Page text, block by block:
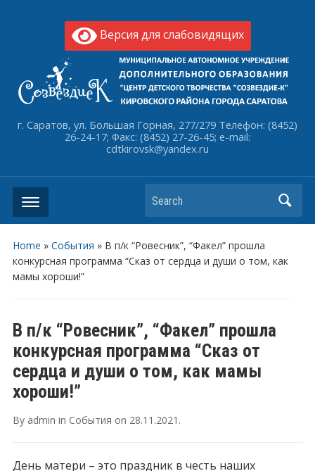
Версия для слабовидящих
г. Саратов, ул. Большая Горная, 277/279 Телефон: (8452)
26-24-17; Факс: (8452) 27-26-45; e-mail:
cdtkirovsk@yandex.ru
Search
Home » События » В п/к “Ровесник”, “Факел” прошла
конкурсная программа “Сказ от сердца и души о том, как
мамы хороши!”
В п/к “Ровесник”, “Факел” прошла
конкурсная программа “Сказ от
сердца и души о том, как мамы
хороши!”
By admin in События on 28.11.2021 .
День матери – это праздник в честь наших